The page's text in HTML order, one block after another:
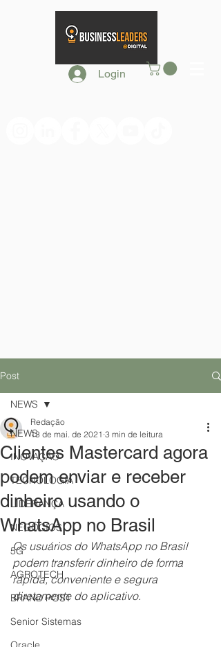
Login
Post
NEWS
INOVAÇÃO
TECNOLOGIA
LIDERANÇA
NEGÓCIOS
5G
AGROTECH
BRAND POST
Senior Sistemas
NEWS
Clientes Mastercard agora
podem enviar e receber
dinheiro usando o
WhatsApp no Brasil
Redação
13 de mai. de 2021 3 min de leitura
Os usuários do WhatsApp no ​​Brasil
podem transferir dinheiro de forma
rápida, conveniente e segura
diretamente do aplicativo.